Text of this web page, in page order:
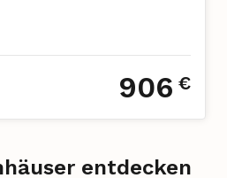
906 €
entdecken